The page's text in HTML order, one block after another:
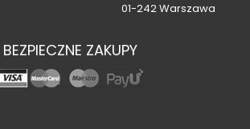
01-242 Warszawa
BEZPIECZNE ZAKUPY